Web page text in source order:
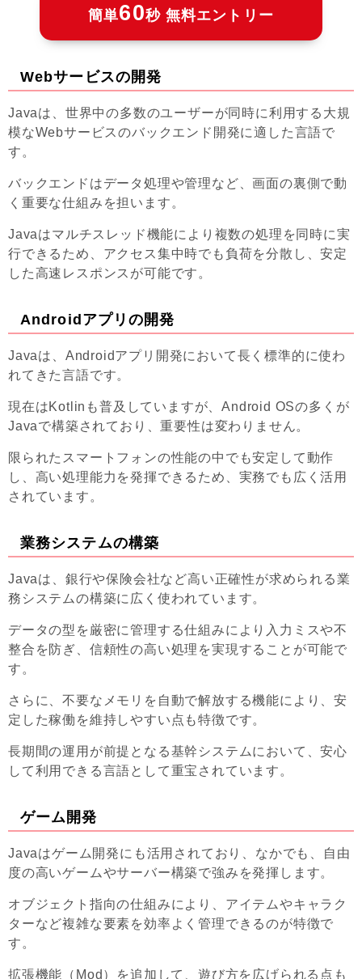
簡単60秒 無料エントリー
Webサービスの開発
Javaは、世界中の多数のユーザーが同時に利用する大規
模なWebサービスのバックエンド開発に適した言語で
す。
バックエンドはデータ処理や管理など、画面の裏側で動
く重要な仕組みを担います。
Javaはマルチスレッド機能により複数の処理を同時に実
行できるため、アクセス集中時でも負荷を分散し、安定
した高速レスポンスが可能です。
Androidアプリの開発
Javaは、Androidアプリ開発において長く標準的に使わ
れてきた言語です。
現在はKotlinも普及していますが、Android OSの多くが
Javaで構築されており、重要性は変わりません。
限られたスマートフォンの性能の中でも安定して動作
し、高い処理能力を発揮できるため、実務でも広く活用
されています。
業務システムの構築
Javaは、銀行や保険会社など高い正確性が求められる業
務システムの構築に広く使われています。
データの型を厳密に管理する仕組みにより入力ミスや不
整合を防ぎ、信頼性の高い処理を実現することが可能で
す。
さらに、不要なメモリを自動で解放する機能により、安
定した稼働を維持しやすい点も特徴です。
長期間の運用が前提となる基幹システムにおいて、安心
して利用できる言語として重宝されています。
ゲーム開発
Javaはゲーム開発にも活用されており、なかでも、自由
度の高いゲームやサーバー構築で強みを発揮します。
オブジェクト指向の仕組みにより、アイテムやキャラク
ターなど複雑な要素を効率よく管理できるのが特徴で
す。
拡張機能（Mod）を追加して、遊び方を広げられる点も